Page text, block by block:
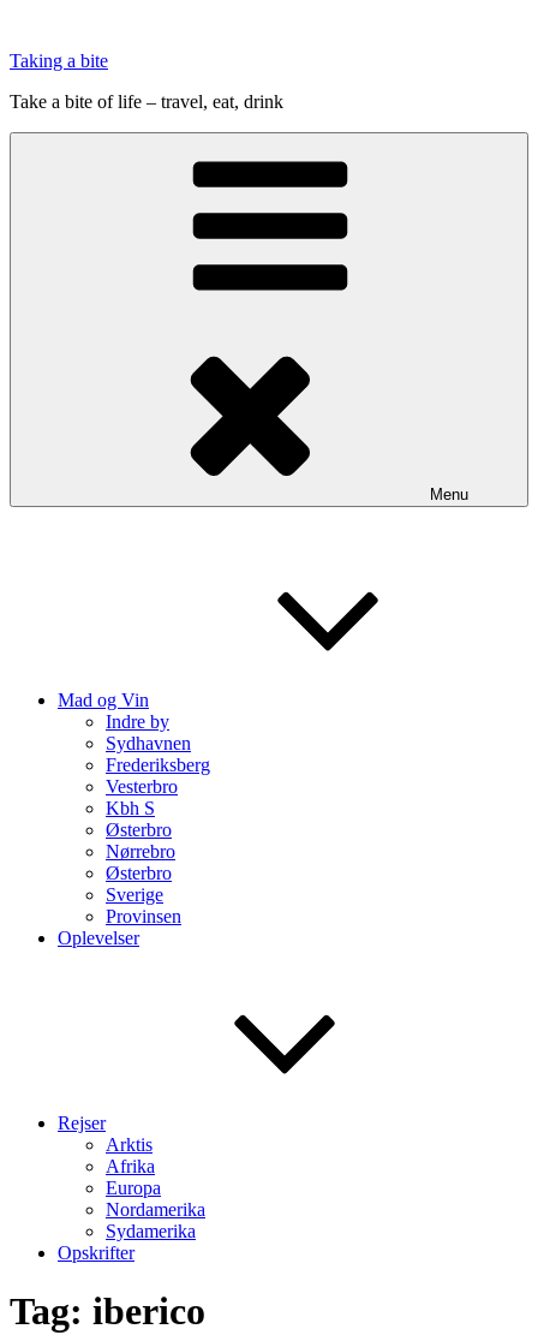
indhold
Taking a bite
Take a bite of life – travel, eat, drink
Menu
Mad og Vin
Indre by
Sydhavnen
Frederiksberg
Vesterbro
Kbh S
Østerbro
Nørrebro
Østerbro
Sverige
Provinsen
Oplevelser
Rejser
Arktis
Afrika
Europa
Nordamerika
Sydamerika
Opskrifter
Tag: iberico